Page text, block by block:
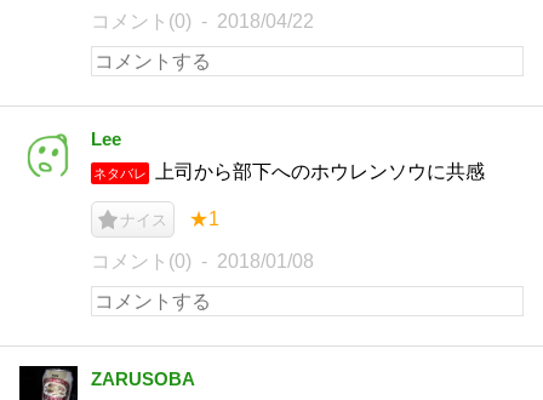
コメント(0) 2018/04/22
Lee
ネタバレ 上司から部下へのホウレンソウに共感
ナイス ★1
コメント(0) 2018/01/08
ZARUSOBA